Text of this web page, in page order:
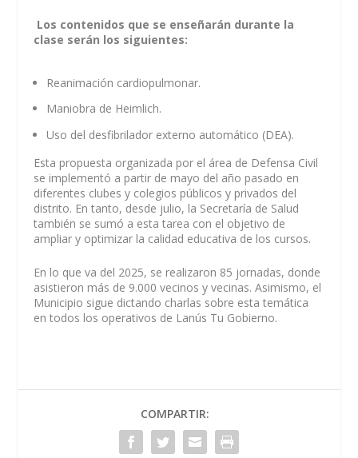
Los contenidos que se enseñarán durante la
clase serán los siguientes:
Reanimación cardiopulmonar.
Maniobra de Heimlich.
Uso del desfibrilador externo automático (DEA).
Esta propuesta organizada por el área de Defensa Civil
se implementó a partir de mayo del año pasado en
diferentes clubes y colegios públicos y privados del
distrito. En tanto, desde julio, la Secretaría de Salud
también se sumó a esta tarea con el objetivo de
ampliar y optimizar la calidad educativa de los cursos.
En lo que va del 2025, se realizaron 85 jornadas, donde
asistieron más de 9.000 vecinos y vecinas. Asimismo, el
Municipio sigue dictando charlas sobre esta temática
en todos los operativos de Lanús Tu Gobierno.
COMPARTIR: